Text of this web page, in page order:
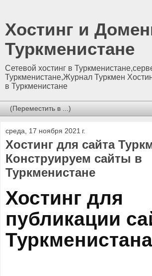
Хостинг и
Туркменистане
Сетевой хостинг в
Туркменистане,Журнал Туркмен
в Туркменистане
среда, 17 ноября 2021 г.
Хостинг для сайта
Конструируем сайты в
Туркменистане
Хостинг для
публикации
Туркменистана